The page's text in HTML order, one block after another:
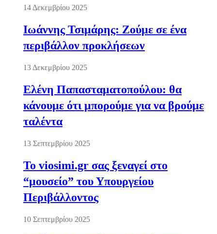
14 Δεκεμβρίου 2025
Ιωάννης Τσιμάρης: Ζούμε σε ένα
περιβάλλον προκλήσεων
13 Δεκεμβρίου 2025
Ελένη Παπασταματοπούλου: θα
κάνουμε ότι μπορούμε για να βρούμε
ταλέντα
13 Σεπτεμβρίου 2025
Το viosimi.gr σας ξεναγεί στο
“μουσείο” του Υπουργείου
Περιβάλλοντος
10 Σεπτεμβρίου 2025